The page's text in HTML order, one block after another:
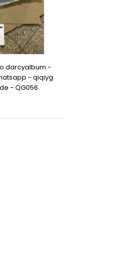
darcyalbum -
- qiqiyg
- QG056